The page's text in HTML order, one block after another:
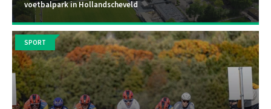
voetbalpark in Hollandscheveld
SPORT